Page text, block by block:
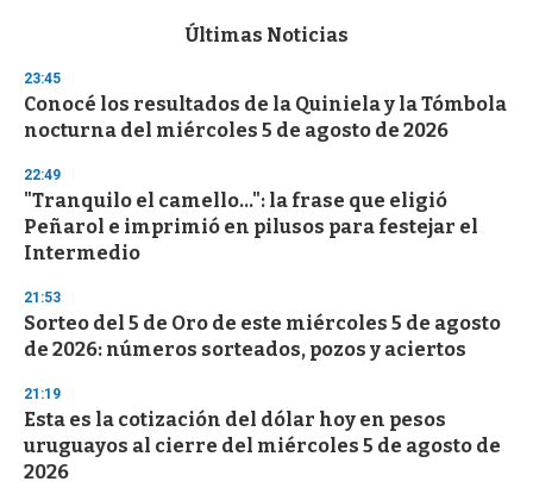
d
s
o
f
3
s
e
c
o
d
s
Últimas Noticias
23:45
Conocé los resultados de la Quiniela y la Tómbola
nocturna del miércoles 5 de agosto de 2026
22:49
"Tranquilo el camello...": la frase que eligió
Peñarol e imprimió en pilusos para festejar el
Intermedio
21:53
Sorteo del 5 de Oro de este miércoles 5 de agosto
de 2026: números sorteados, pozos y aciertos
21:19
Esta es la cotización del dólar hoy en pesos
uruguayos al cierre del miércoles 5 de agosto de
2026